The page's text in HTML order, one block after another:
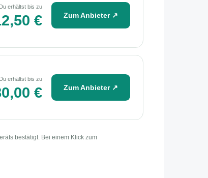
Du erhältst bis zu
€ Zum Anbieter ↗
Du erhältst bis zu
€ Zum Anbieter ↗
bestätigt. Bei einem Klick zum